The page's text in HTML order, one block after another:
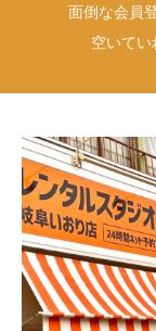
面倒な会員
空いてい